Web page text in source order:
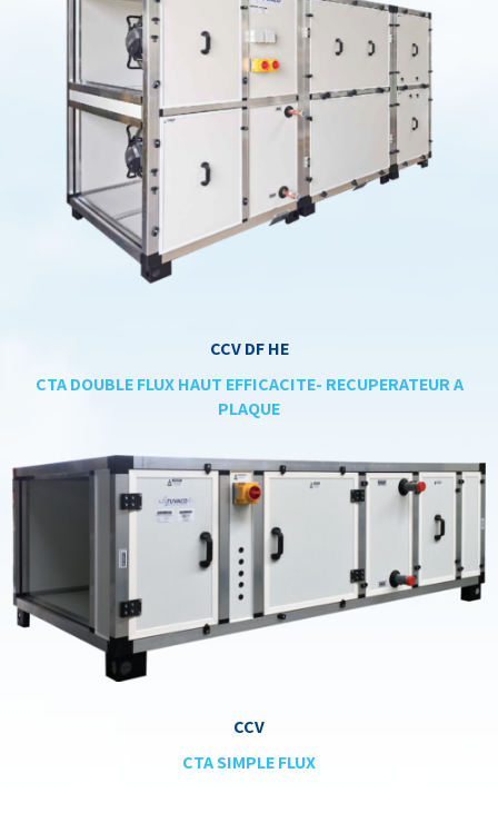
CCV DF HE
CTA DOUBLE FLUX HAUT EFFICACITE- RECUPERATEUR A
PLAQUE
CCV
CTA SIMPLE FLUX